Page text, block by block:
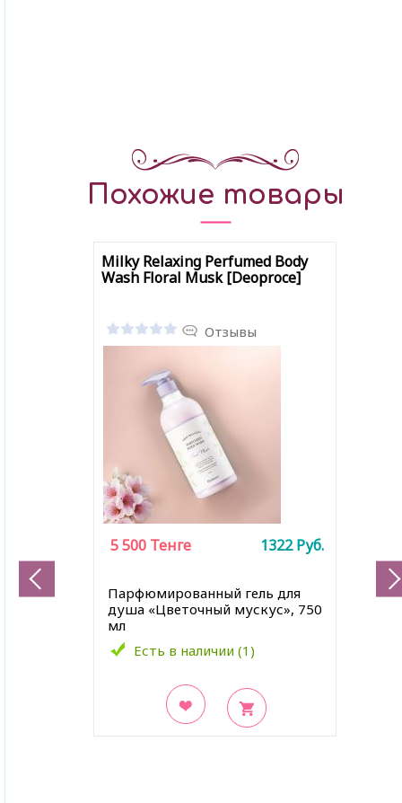
Похожие товары
Milky Relaxing Perfumed Body
Wash Floral Musk [Deoproce]
Отзывы
Парфюмированный гель для
душа «Цветочный мускус», 750
мл
Есть в наличии (1)
5 500 Тенге 1322Руб.